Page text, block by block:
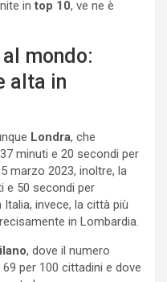
intop 10, ve ne è
mondo:
alta in
Londra, che
minuti e 20 secondi per
marzo 2023, inoltre, la
e 50 secondi per
invece, la città più
in Lombardia.
, dove il numero
per 100 cittadini e dove